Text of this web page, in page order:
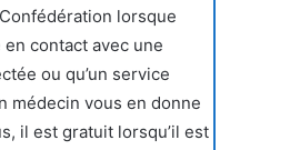
lorsque
contact avec une
ou qu’un service
médecin vous en donne
il est gratuit lorsqu’il est